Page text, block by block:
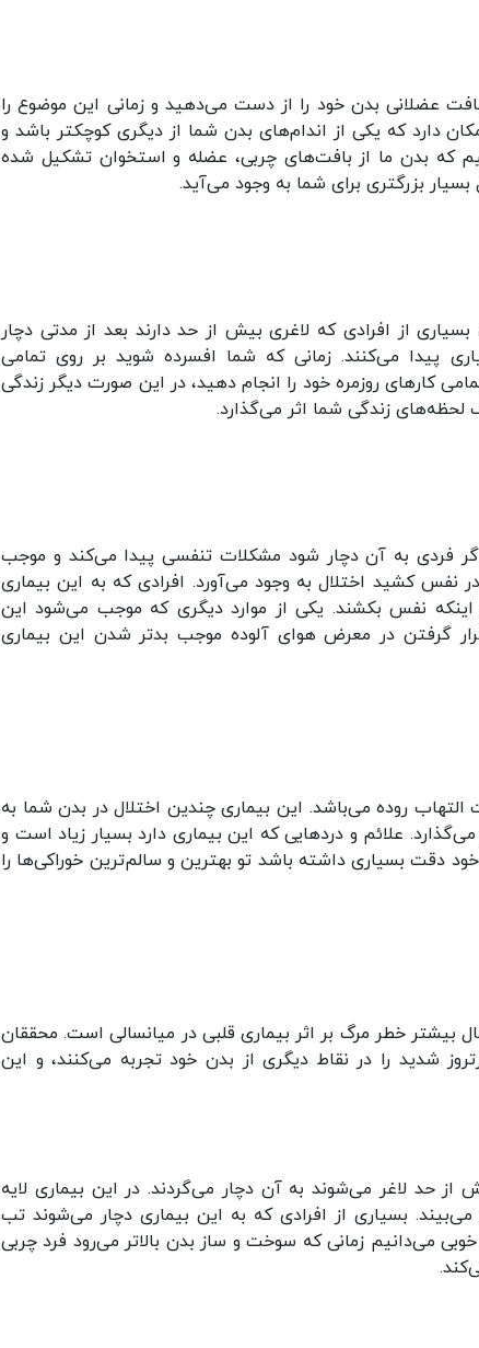
عضلانی بدن خود را از دست می‌دهید و زمانی این موضوع را
دارد که یکی از اندام‌های بدن شما از دیگری کوچکتر باشد و
که بدن ما از بافت‌های چربی، عضله و استخوان تشکیل شده
بزرگتری برای شما به وجود می‌آید.
از افرادی که لاغری بیش از حد دارند بعد از مدتی دچار
می‌کنند. زمانی که شما افسرده شوید بر روی تمامی
کار‌های روزمره خود را انجام دهید، در این صورت دیگر زندگی
زندگی شما اثر می‌گذارد.
فردی به آن دچار شود مشکلات تنفسی پیدا می‌کند و موجب
کشید اختلال به وجود می‌آورد. افرادی که به این بیماری
نفس بکشند. یکی از موارد دیگری که موجب می‌شود این
گرفتن در معرض هوای آلوده موجب بدتر شدن این بیماری
روده می‌باشد. این بیماری چندین اختلال در بدن شما به
علائم و درد‌هایی که این بیماری دارد بسیار زیاد است و
دقت بسیاری داشته باشد تو بهترین و سالم‌ترین خوراکی‌ها را
بیشتر خطر مرگ بر اثر بیماری قلبی در میانسالی است. محققان
شدید را در نقاط دیگری از بدن خود تجربه می‌کنند، و این
از حد لاغر می‌شوند به آن دچار می‌گردند. در این بیماری لایه
بسیاری از افرادی که به این بیماری دچار می‌شوند تب
می‌دانیم زمانی که سوخت و ساز بدن بالاتر می‌رود فرد چربی